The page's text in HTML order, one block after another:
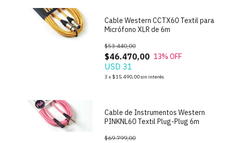
Cable Western CCTX60 Textil para
Micrófono XLR de 6m
$46.470,00
$53.440,00
13% OFF
USD 31
3 x $15.490,00sin interés
Cable de Instrumentos Western
PINKNL60 Textil Plug-Plug 6m
$69.799,00